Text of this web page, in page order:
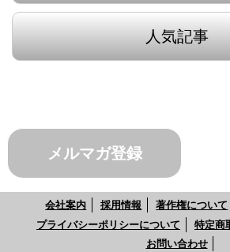
人気記事
メルマガ登録
会社案内 採用情報 著作権について
プライバシーポリシーについて
特定商
お問い合わせ